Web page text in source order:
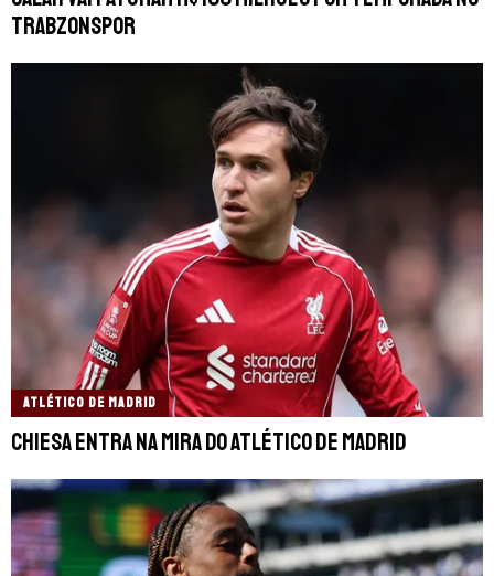
Trabzonspor
ATLÉTICO DE MADRID
Chiesa entra na mira do Atlético de Madrid